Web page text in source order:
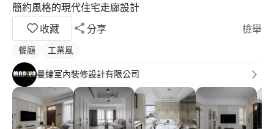
簡約風格的現代住宅走廊設計
收藏
分享 檢舉
餐廳 工業風
曼綸室內裝修設計有限公司